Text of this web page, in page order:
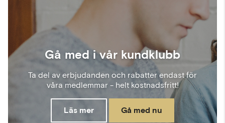
Gå med i vår kundklubb
Ta del av erbjudanden och rabatter endast för
våra medlemmar - helt kostnadsfritt!
Läs mer Gå med nu